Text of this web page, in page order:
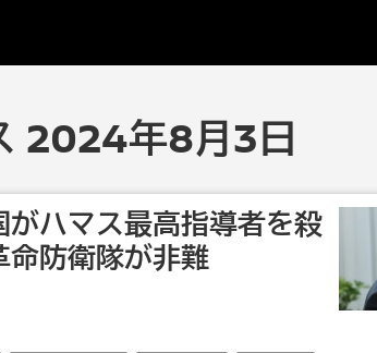
2024年8月3日
がハマス最高指導者を殺
防衛隊が非難